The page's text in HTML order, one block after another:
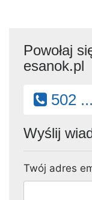
Powołaj
esanok.pl
502
Wyślij
Twój adres